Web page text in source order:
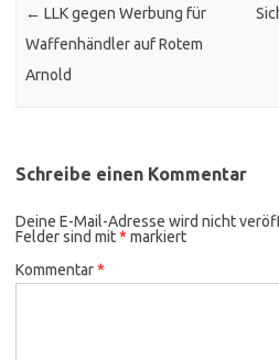
← LLK gegen Werbung für
Waffenhändler auf Rotem
Arnold
Schreibe einen Kommentar
Deine E-Mail-Adresse wird nicht
Felder sind mit* markiert
Kommentar*